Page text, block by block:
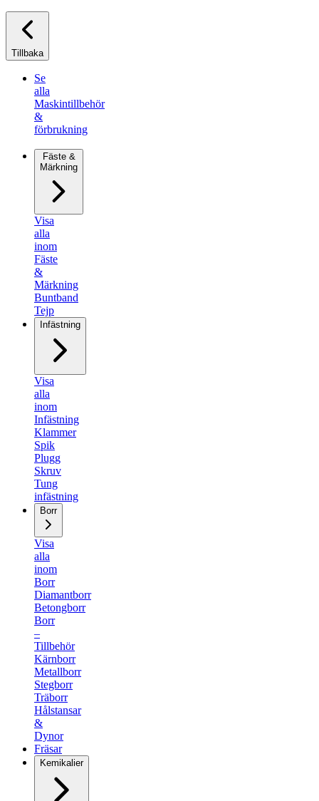
Tillbaka
Se
alla
Maskintillbehör
&
förbrukning
Fäste &
Märkning
Visa
alla
inom
Fäste
&
Märkning
Buntband
Tejp
Infästning
Visa
alla
inom
Infästning
Klammer
Spik
Plugg
Skruv
Tung
infästning
Borr
Visa
alla
inom
Borr
Diamantborr
Betongborr
Borr
–
Tillbehör
Kärnborr
Metallborr
Stegborr
Träborr
Hålstansar
&
Dynor
Fräsar
Kemikalier